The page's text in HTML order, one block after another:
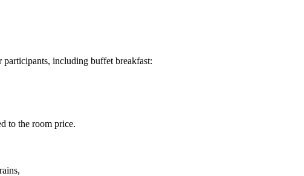
including buffet breakfast:
to the room price.